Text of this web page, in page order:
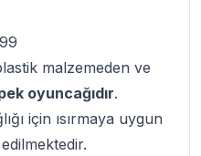
malzemeden ve
oyuncağıdır.
için ısırmaya uygun